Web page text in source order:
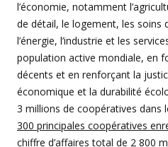
l’économie, notamment
de détail, le logement, les soins
l’énergie, l’industrie et les
population active mondiale, en
décents et en renforçant la
économique et la durabilité
3 millions de coopératives dans
300 principales coopératives
chiffre d’affaires total de 2 800